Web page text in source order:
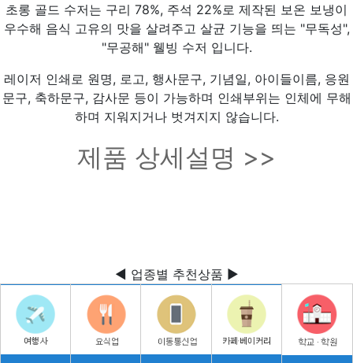
초롱 골드 수저는 구리 78%, 주석 22%로 제작된 보온 보냉이
우수해 음식 고유의 맛을 살려주고 살균 기능을 띄는 "무독성",
"무공해" 웰빙 수저 입니다.
레이저 인쇄로 원명, 로고, 행사문구, 기념일, 아이들이름, 응원
문구, 축하문구, 감사문 등이 가능하며 인쇄부위는 인체에 무해
하며 지워지거나 벗겨지지 않습니다.
제품 상세설명 >>
◀ 업종별 추천상품 ▶